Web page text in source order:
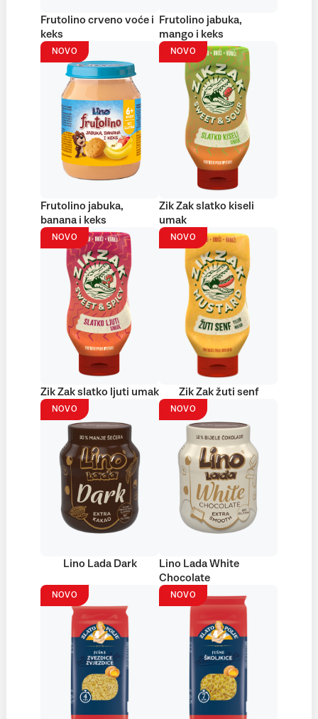
Frutolino crveno voće i
keks
Frutolino jabuka,
mango i keks
NOVO
Frutolino jabuka,
banana i keks
NOVO
Zik Zak slatko kiseli
umak
NOVO
Zik Zak slatko ljuti umak
NOVO
Zik Zak žuti senf
NOVO
Lino Lada Dark
NOVO
Lino Lada White
Chocolate
NOVO NOVO